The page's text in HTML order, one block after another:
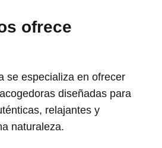
ofrece
se especializa en ofrecer
diseñadas para
relajantes y
naturaleza.